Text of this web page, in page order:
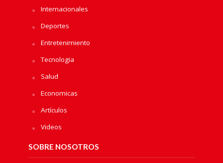
Internacionales
Deportes
Entretenimiento
Tecnologia
Salud
Economicas
Artículos
Videos
SOBRE NOSOTROS